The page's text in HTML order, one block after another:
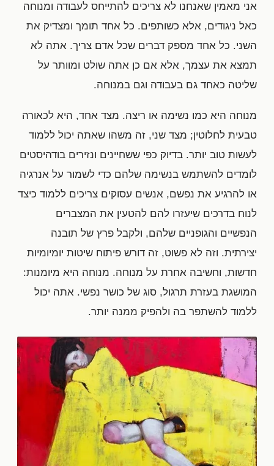
אני מאמין שאנחנו לא צריכים להתייחס לעבודה ומנוחה
כאל ניגודים, אלא כשותפים. כל אחד תומך ומצדיק את
השני. כל אחד מספק דברים שכל אדם צריך. אתה לא
תמצא את עצמך, אלא אם כן אתה שולט ומוותר על
שליטה כאחד גם בעבודה וגם במנוחה.
מנוחה היא כמו נשימה או ריצה. מצד אחד, היא לכאורה
טבעית לחלוטין; מצד שני, זה משהו שאתה יכול ללמוד
לעשות טוב יותר. בדיוק כפי ששחיינים ונזירים בודהיסטים
לומדים להשתמש בנשימה שלהם כדי לשמור על אנרגיה
או להרגיע את נפשם, אנשים עסוקים צריכים ללמוד כיצד
לנוח בדרכים שיעזרו להם להטעין את המצברים
הנפשיים והגופניים שלהם, ולקבל פרץ של תובנה
יצירתית. וזה לא פשוט, זה דורש פיתוח שיטות יומיומיות
חדשות, וחשיבה אחרת על מנוחה. מנוחה היא מיומנות:
המושגת בעזרת תרגול, סוג של כושר נפשי. אתה יכול
ללמוד להשתפר בה ולהפיק ממנה יותר.